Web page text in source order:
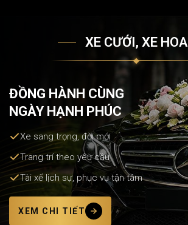
XE CƯỚI, XE HOA
ĐỒNG HÀNH CÙNG
NGÀY HẠNH PHÚC
Xe sang trọng, đời mới
Trang trí theo yêu cầu
Tài xế lịch sự, phục vụ tận tâm
XEM CHI TIẾT